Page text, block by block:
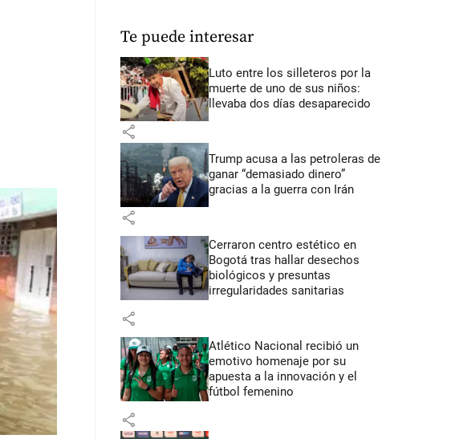
Te puede interesar
Luto entre los silleteros por la
muerte de uno de sus niños:
llevaba dos días desaparecido
share
Trump acusa a las petroleras de
ganar “demasiado dinero”
gracias a la guerra con Irán
share
Cerraron centro estético en
Bogotá tras hallar desechos
biológicos y presuntas
irregularidades sanitarias
share
Atlético Nacional recibió un
emotivo homenaje por su
apuesta a la innovación y el
fútbol femenino
share